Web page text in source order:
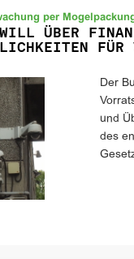
per
ÜBER
FÜR
Der
und
des